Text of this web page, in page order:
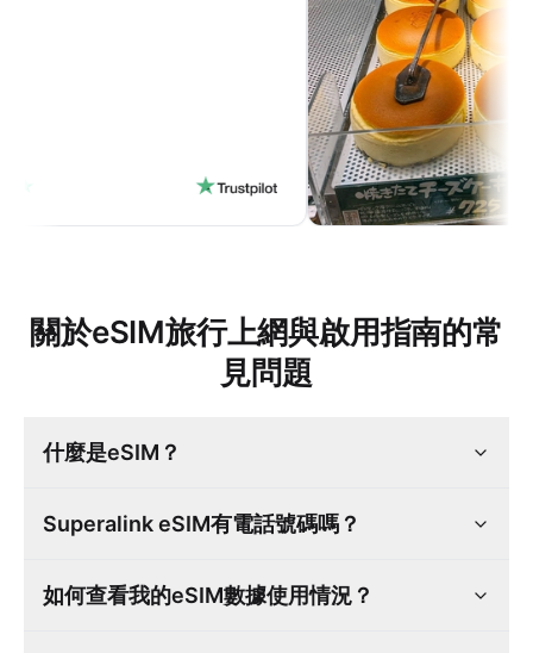
關於eSIM旅行上網與啟用指南的常
見問題
什麼是eSIM？
Superalink eSIM有電話號碼嗎？
如何查看我的eSIM數據使用情況？